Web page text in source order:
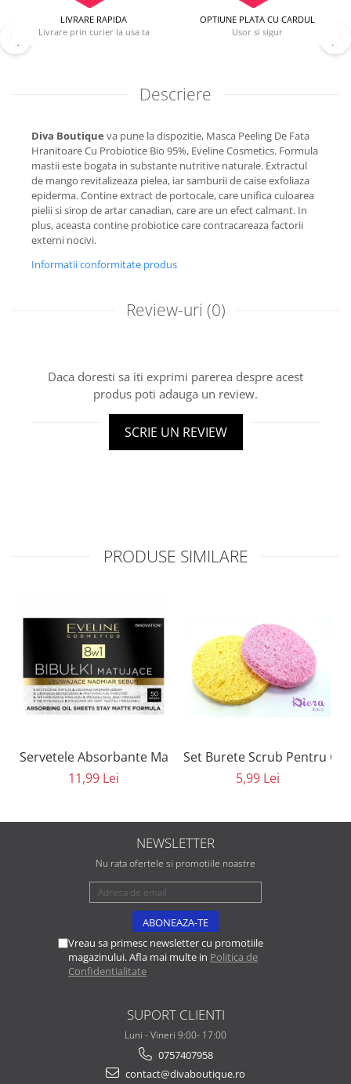
LIVRARE RAPIDA
Livrare prin curier la usa ta
OPTIUNE PLATA CU CARDUL
Usor si sigur
Descriere
Diva Boutique va pune la dispozitie, Masca Peeling De Fata
Hranitoare Cu Probiotice Bio 95%, Eveline Cosmetics. Formula
mastii este bogata in substante nutritive naturale. Extractul
de mango revitalizeaza pielea, iar samburii de caise exfoliaza
epiderma. Contine extract de portocale, care unifica culoarea
pielii si sirop de artar canadian, care are un efect calmant. In
plus, aceasta contine probiotice care contracareaza factorii
externi nocivi.
Informatii conformitate produs
Review-uri (0)
Daca doresti sa iti exprimi parerea despre acest
produs poti adauga un review.
SCRIE UN REVIEW
PRODUSE SIMILARE
Servetele Absorbante Matifiante 8 in 1 Eveline
11,99 Lei
Set Burete Scrub Pentru
5,99 Lei
NEWSLETTER
Nu rata ofertele si promotiile noastre
Vreau sa primesc newsletter cu promotiile
magazinului. Afla mai multe in Politica de
Confidentialitate
SUPORT CLIENTI
Luni - Vineri 9:00- 17:00
0757407958
contact@divaboutique.ro